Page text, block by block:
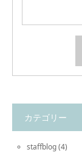
カテゴリー
staffblog(4)